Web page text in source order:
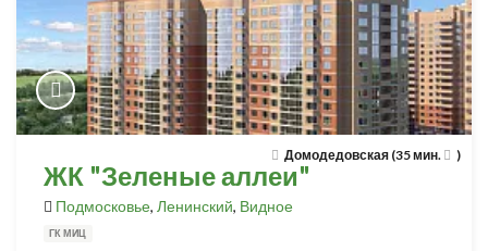
Домодедовская (35 мин. )
ЖК "Зеленые аллеи"
Подмосковье, Ленинский, Видное
ГК МИЦ